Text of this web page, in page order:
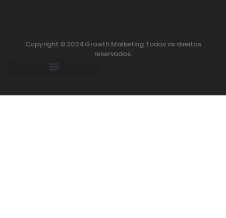
Copyright © 2024 Growth Marketing Todos os direitos
reservados.